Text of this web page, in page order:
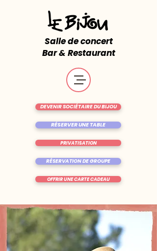
Salle de concert
Bar & Restaurant
RÉSERVER UNE TABLE
OFFRIR UNE CARTE CADEAU
DEVENIR SOCIÉTAIRE DU BIJOU
RÉSERVATION DE GROUPE
PRIVATISATION